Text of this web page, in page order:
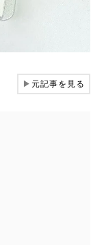
▶元記事を見る